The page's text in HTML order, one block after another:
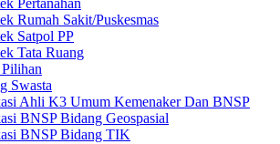
Pertanahan
Rumah Sakit/Puskesmas
Satpol PP
Tata Ruang
Swasta
Ahli K3 Umum Kemenaker Dan BNSP
BNSP Bidang Geospasial
BNSP Bidang TIK